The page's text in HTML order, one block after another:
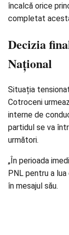
încalcă orice
completat
Decizia
Național
Situația
Cotroceni
interne de
partidul se va
următori.
„În perioada
PNL pentru a
în mesajul său.